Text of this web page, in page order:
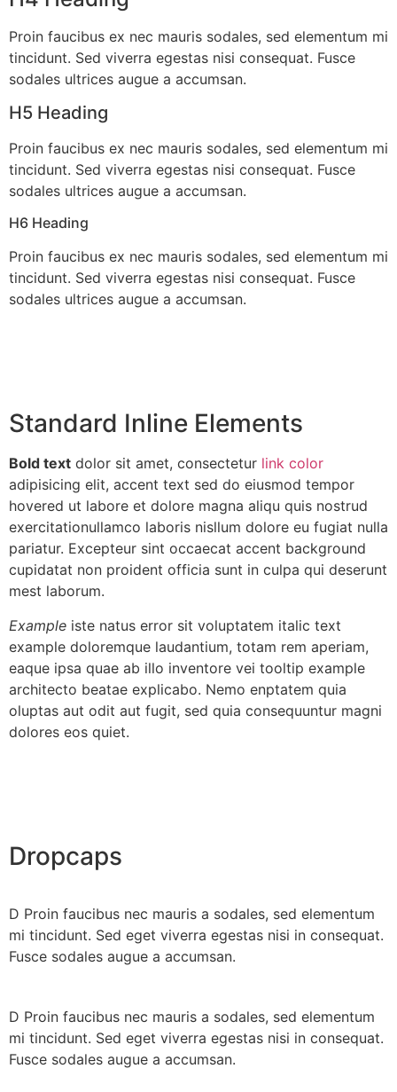
Proin faucibus ex nec mauris sodales, sed elementum mi
tincidunt. Sed viverra egestas nisi consequat. Fusce
sodales ultrices augue a accumsan.
H5 Heading
Proin faucibus ex nec mauris sodales, sed elementum mi
tincidunt. Sed viverra egestas nisi consequat. Fusce
sodales ultrices augue a accumsan.
H6 Heading
Proin faucibus ex nec mauris sodales, sed elementum mi
tincidunt. Sed viverra egestas nisi consequat. Fusce
sodales ultrices augue a accumsan.
Standard Inline Elements
Bold text dolor sit amet, consectetur link color
adipisicing elit, accent text sed do eiusmod tempor
hovered ut labore et dolore magna aliqu quis nostrud
exercitationullamco laboris nisllum dolore eu fugiat nulla
pariatur. Excepteur sint occaecat accent background
cupidatat non proident officia sunt in culpa qui deserunt
mest laborum.
Example iste natus error sit voluptatem italic text
example doloremque laudantium, totam rem aperiam,
eaque ipsa quae ab illo inventore vei tooltip example
architecto beatae explicabo. Nemo enptatem quia
oluptas aut odit aut fugit, sed quia consequuntur magni
dolores eos quiet.
Dropcaps
D Proin faucibus nec mauris a sodales, sed elementum
mi tincidunt. Sed eget viverra egestas nisi in consequat.
Fusce sodales augue a accumsan.
D Proin faucibus nec mauris a sodales, sed elementum
mi tincidunt. Sed eget viverra egestas nisi in consequat.
Fusce sodales augue a accumsan.